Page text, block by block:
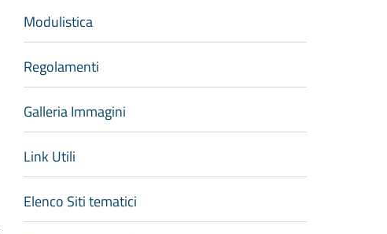
Modulistica
Regolamenti
Galleria Immagini
Link Utili
Elenco Siti tematici